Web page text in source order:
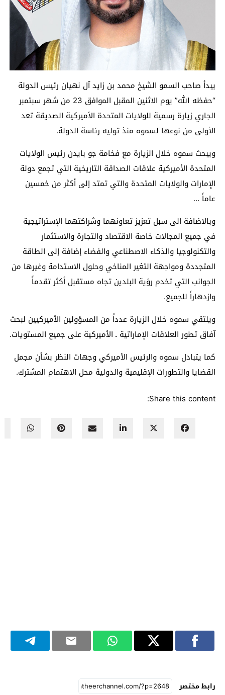
يبدأ صاحب السمو الشيخ محمد بن زايد آل نهيان رئيس الدولة
“حفظه الله” يوم الاثنين المقبل الموافق 23 من شهر سبتمبر
الجاري زيارة رسمية للولايات المتحدة الأميركية الصديقة تعد
الأولى من نوعها لسموه منذ توليه رئاسة الدولة.
ويبحث سموه خلال الزيارة مع فخامة جو بايدن رئيس الولايات
المتحدة الأميركية علاقات الصداقة التاريخية التي تجمع دولة
الإمارات والولايات المتحدة والتي تمتد إلى أكثر من خمسين
عاماً …
وبالاضافة الى سبل تعزيز تعاونهما وشراكتهما الإستراتيجية
في جميع المجالات خاصة الاقتصاد والتجارة والاستثمار
والتكنولوجيا والذكاء الاصطناعي والفضاء إضافة إلى الطاقة
المتجددة ومواجهة التغير المناخي وحلول الاستدامة وغيرها من
الجوانب التي تخدم رؤية البلدين تجاه مستقبل أكثر تقدماً
وازدهاراً للجميع.
ويلتقي سموه خلال الزيارة عدداً من المسؤولين الأميركيين لبحث
آفاق تطور العلاقات الإماراتية ـ الأميركية على جميع المستويات.
كما يتبادل سموه والرئيس الأميركي وجهات النظر بشأن مجمل
القضايا والتطورات الإقليمية والدولية محل الاهتمام المشترك.
Share this content:
رابط مختصر